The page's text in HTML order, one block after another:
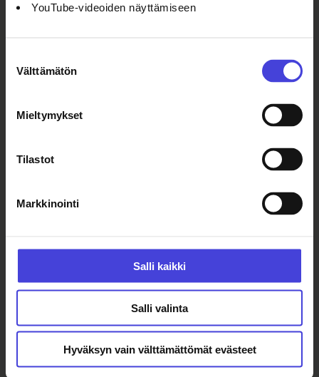
YouTube-videoiden näyttämiseen
valinta
Välttämätön
Mieltymykset
Tilastot
Markkinointi
Salli kaikki
Salli valinta
Hyväksyn vain välttämättömät evästeet
Ilmakitaransoiton
Aapo "The
Rautio
7.8.2026